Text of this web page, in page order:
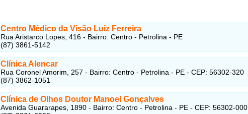
Centro Médico da Visão Luiz Ferreira
Rua Aristarco Lopes, 416 - Bairro: Centro - Petrolina - PE
(87) 3861-5142
Clínica Alencar
Rua Coronel Amorim, 257 - Bairro: Centro - Petrolina - PE - CEP: 56302-320
(87) 3862-1051
Clínica de Olhos Doutor Manoel Gonçalves
Avenida Guararapes, 1890 - Bairro: Centro - Petrolina - PE - CEP: 56302-000